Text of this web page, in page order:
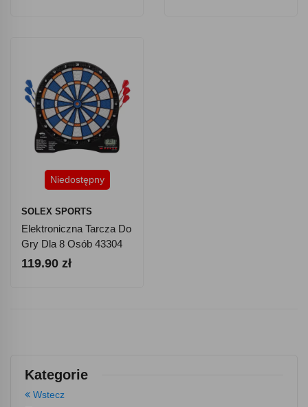
Kategorie
Wstecz
Niedostępny
SOLEX SPORTS
Elektroniczna Tarcza Do
Gry Dla 8 Osób 43304
119.90 zł